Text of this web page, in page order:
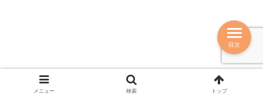
メニュー 検索 トップ
目次